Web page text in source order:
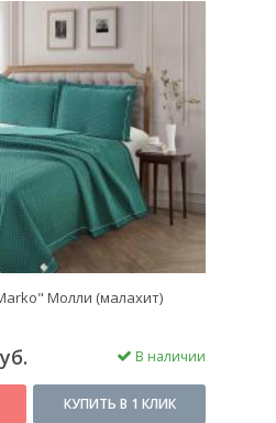
Молли (малахит)
В наличии
КУПИТЬ В 1 КЛИК